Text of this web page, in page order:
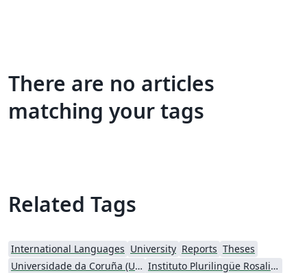
There are no articles
matching your tags
Related Tags
International Languages University Reports Theses
Universidade da Coruña (UDC)
Instituto Plurilingüe Rosalia de Castro